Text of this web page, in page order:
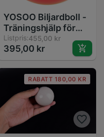
YOSOO Biljardboll -
Träningshjälp för
Amerikansk Pool 8
Ball - Resin
Listpris:455,00 kr
395,00 kr
RABATT 180,00 KR